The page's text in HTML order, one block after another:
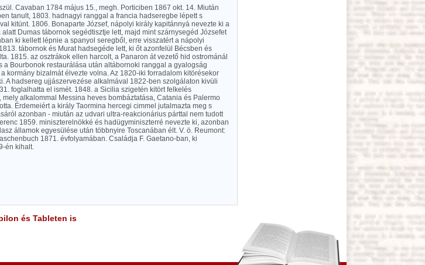
Cavaban 1784 május 15., megh. Porticiben 1867 okt. 14. Miután
tanult, 1803. hadnagyi ranggal a francia hadseregbe lépett s
kitünt. 1806. Bonaparte József, nápolyi király kapitánnyá nevezte ki a
Dumas tábornok segédtisztje lett, majd mint szárnysegéd Józsefet
ki kellett lépnie a spanyol seregből, erre visszatért a nápolyi
tábornok és Murat hadsegéde lett, ki őt azonfelül Bécsben és
1815. az osztrákok ellen harcolt, a Panaron át vezető hid ostrománál
a Bourbonok restaurálása után altábornoki ranggal a gyalogság
kormány bizalmát élvezte volna. Az 1820-iki forradalom kitörésekor
A hadsereg ujjászervezése alkalmával 1822-ben szolgálaton kivüli
foglalhatta el ismét. 1848. a Sicilia szigetén kitört felkelés
alkalommal Messina heves bombáztatása, Catania és Palermo
Érdemeiért a király Taormina hercegi cimmel jutalmazta meg s
azonban - miután az udvari ultra-reakcionárius párttal nem tudott
1859. miniszterelnökké és hadügyminiszterré nevezte ki, azonban
államok egyesülése után többnyire Toscanában élt. V. ö. Reumont:
1871. évfolyamában. Családja F. Gaetano-ban, ki
én kihalt.
és Tableten is